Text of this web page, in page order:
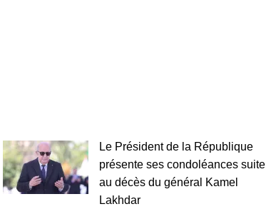
Le Président de la République
présente ses condoléances suite
au décès du général Kamel
Lakhdar